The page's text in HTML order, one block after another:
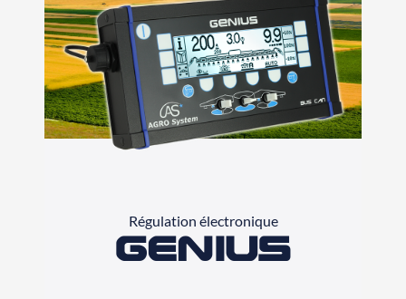
Régulation électronique
Genius